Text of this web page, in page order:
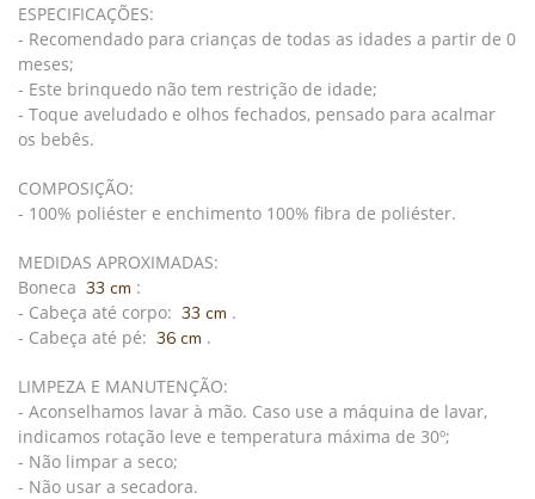
ESPECIFICAÇÕES:
- Recomendado para crianças de todas as idades a partir de 0
meses;
- Este brinquedo não tem restrição de idade;
- Toque aveludado e olhos fechados, pensado para acalmar
os bebês.
COMPOSIÇÃO:
- 100% poliéster e enchimento 100% fibra de poliéster.
MEDIDAS APROXIMADAS:
Boneca 33 cm :
- Cabeça até corpo: 33 cm .
- Cabeça até pé: 36 cm .
LIMPEZA E MANUTENÇÃO:
- Aconselhamos lavar à mão. Caso use a máquina de lavar,
indicamos rotação leve e temperatura máxima de 30º;
- Não limpar a seco;
- Não usar a secadora.